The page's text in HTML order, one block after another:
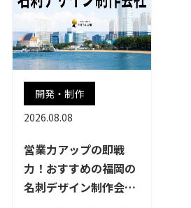
開発・制作
2026.08.08
営業力アップの即戦
力！おすすめの福岡の
名刺デザイン制作会社